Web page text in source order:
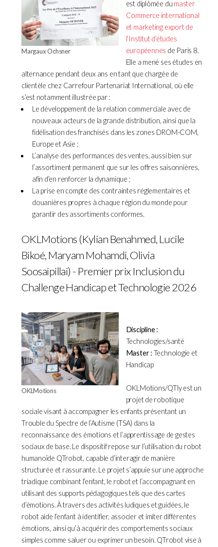
Margaux Ochsner
est diplômée du master
Commerce international
et marketing export de
l’Institut d’études
européennes de Paris 8.
Elle a mené ses études en
alternance pendant deux ans en tant que chargée de
clientèle chez Carrefour Partenariat International, où elle
s’est notamment illustrée par :
Le développement de la relation commerciale avec de
nouveaux acteurs de la grande distribution, ainsi que la
fidélisation des franchisés dans les zones DROM-COM,
Europe et Asie ;
L’analyse des performances des ventes, aussi bien sur
l’assortiment permanent que sur les offres saisonnières,
afin d’en renforcer la dynamique ;
La prise en compte des contraintes réglementaires et
douanières propres à chaque région du monde pour
garantir des assortiments conformes.
OKLMotions (Kylian Benahmed, Lucile
Bikoé, Maryam Mohamdi, Olivia
Soosaipillai) - Premier prix Inclusion du
Challenge Handicap et Technologie 2026
OKLMotions
Discipline :
Technologies/santé
Master : Technologie et
Handicap
OKLMotions/QTly est un
projet de robotique
sociale visant à accompagner les enfants présentant un
Trouble du Spectre de l’Autisme (TSA) dans la
reconnaissance des émotions et l’apprentissage de gestes
sociaux de base. Le dispositif repose sur l’utilisation du robot
humanoïde QTrobot, capable d’interagir de manière
structurée et rassurante. Le projet s’appuie sur une approche
triadique combinant l’enfant, le robot et l’accompagnant en
utilisant des supports pédagogiques tels que des cartes
d’émotions. À travers des activités ludiques et guidées, le
robot aide l’enfant à identifier, associer et imiter différentes
émotions, ainsi qu’à acquérir des comportements sociaux
simples comme saluer ou exprimer un besoin. QTrobot vise à